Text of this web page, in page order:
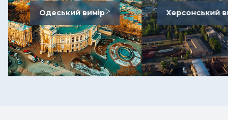
Одеський вимір Херсонський